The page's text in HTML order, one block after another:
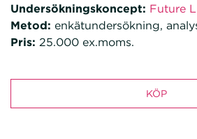
Undersökningskoncept: Future
Metod: enkätundersökning,
Pris: 25.000 ex.moms.
KÖP